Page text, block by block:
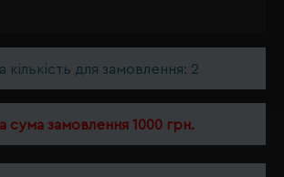
кількість для замовлення: 2
сума замовлення 1000 грн.